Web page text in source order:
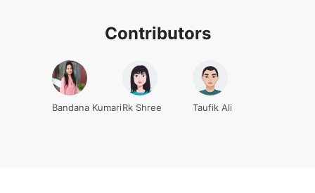
Contributors
Bandana KumariRk Shree Taufik Ali